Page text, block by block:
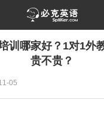
训哪家好？1对1外
贵不贵？
05